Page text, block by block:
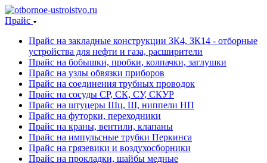
Прайс
Прайс на закладные конструкции ЗК4, ЗК14 - отборные
устройства для нефти и газа, расширители
Прайс на бобышки, пробки, колпачки, заглушки
Прайс на узлы обвязки приборов
Прайс на соединения трубных проводок
Прайс на сосуды СР, СК, СУ, СКУР
Прайс на штуцеры Шц, Ш, ниппели НП
Прайс на футорки, переходники
Прайс на краны, вентили, клапаны
Прайс на импульсные трубки Перкинса
Прайс на грязевики и воздухосборники
Прайс на прокладки, шайбы медные